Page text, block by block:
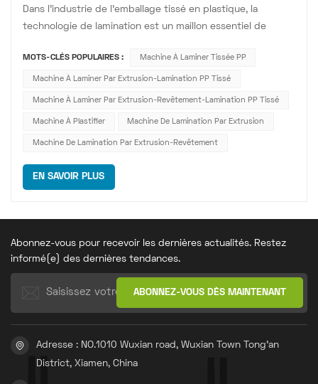
Dans l'industrie de l'emballage tissé en plastique, la
technologie de lamination est un maillon essentiel de
d'un simple sac étanche d'une tonne ou d'un emballage
composite délicat en film BOPP, le fonctionnement précis
de la machine à lam...
MOTS-CLÉS POPULAIRES : Machine À Laminer Tissée PP
Machine À Laminer Par Extrusion-Lamination PP Tissé
Machine À Laminer Par Extrusion-Revêtement-Lamination PP Tissé
Machine À Plastifier Machine De Lamination Par Extrusion
Machine De Lamination Par Extrusion-Revêtement
EN SAVOIR PLUS
Abonnez-vous pour recevoir les dernières actualités. Restez
informé(e) des dernières tendances.
Adresse : NO.1010 Wuxian road, Wuxian Town Tong'an
District, Xiamen, China